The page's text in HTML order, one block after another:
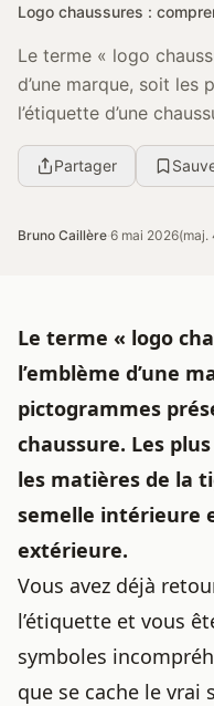
Le terme « logo
d’une marque, soit les
l’étiquette d’une
indiquent les matières
Partager
Bruno Caillère·6 mai 2026(maj.
Le terme « logo
l’emblème d’une
pictogrammes
chaussure. Les
les matières de la
semelle intérieure
extérieure.
Vous avez déjà
l’étiquette et vous
symboles
que se cache le vrai